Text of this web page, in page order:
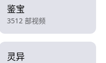
鉴宝
3512 部视频
灵异